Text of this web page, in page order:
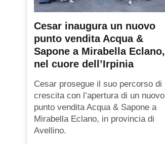
Cesar inaugura un nuovo
punto vendita Acqua &
Sapone a Mirabella Eclano,
nel cuore dell’Irpinia
Cesar prosegue il suo percorso di
crescita con l’apertura di un nuovo
punto vendita Acqua & Sapone a
Mirabella Eclano, in provincia di
Avellino.